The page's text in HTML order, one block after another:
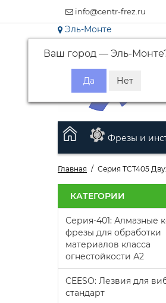
info@centr-frez.ru
Эль-Монте
Ваш город — Эль-Монте
Фрезы и
Главная Серия TCT405
КАТЕГОРИИ
Серия-401: Алмазные
фрезы для обработки
материалов класса
огнестойкости А2
CEESO: Лезвия для
стандарт